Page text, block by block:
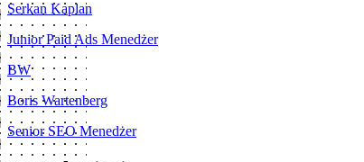
Serkan Kaplan
Junior Paid Ads Menedżer
BW
Boris Wartenberg
Senior SEO Menedżer